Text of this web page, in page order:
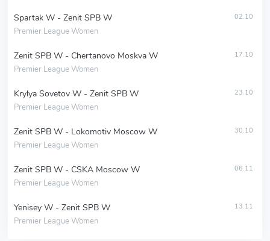
Spartak W - Zenit SPB W
Premier League Women
02.10
Zenit SPB W - Chertanovo Moskva W
Premier League Women
17.10
Krylya Sovetov W - Zenit SPB W
Premier League Women
23.10
Zenit SPB W - Lokomotiv Moscow W
Premier League Women
30.10
Zenit SPB W - CSKA Moscow W
Premier League Women
06.11
Yenisey W - Zenit SPB W
Premier League Women
13.11